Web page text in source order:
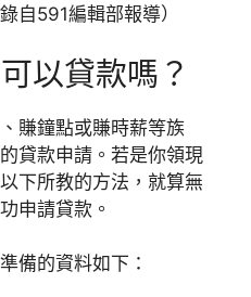
自591編輯部報導）
以貸款嗎？
賺鐘點或賺時薪等族
貸款申請。若是你領現
下所教的方法，就算無
申請貸款。
備的資料如下：